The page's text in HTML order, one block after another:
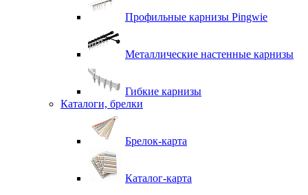
Профильные карнизы Pingwie
Металлические настенные карнизы
Гибкие карнизы
Каталоги, брелки
Брелок-карта
Каталог-карта